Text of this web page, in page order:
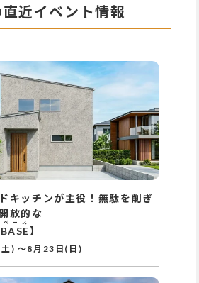
近イベント情報
キッチンが主役！無駄を削ぎ
放的な
ース
】
) ～8月23日(日)